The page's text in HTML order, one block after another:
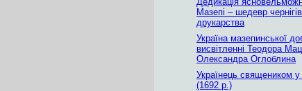
Мазепі – шедевр
друкарства
Україна мазепинської
висвітленні Теодора
Олександра Оглоблина
Українець священиком у
(1692 р.)